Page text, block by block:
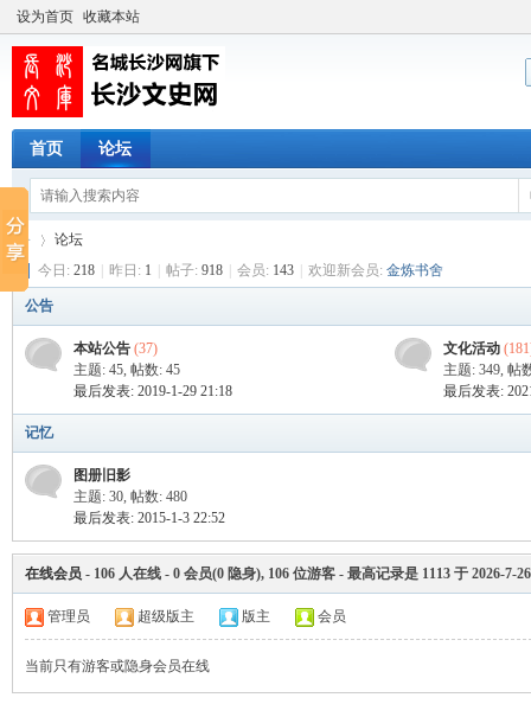
设为首页 收藏本站
首页 论坛
沙
»
论坛
今日: 218 昨日: 1 帖子: 918 会员: 143 欢迎新会员: 金炼书舍
公告
本站公告 (37)
主题: 45, 帖数: 45
最后发表: 2019-1-29 21:18
文化活动
主题: 349, 帖
最后发表:
记忆
图册旧影
主题: 30, 帖数: 480
最后发表: 2015-1-3 22:52
在线会员 - 106 人在线 - 0 会员(0 隐身), 106 位游客 - 最高记录是 1113 于 2026-7-26
管理员 超级版主 版主 会员
当前只有游客或隐身会员在线